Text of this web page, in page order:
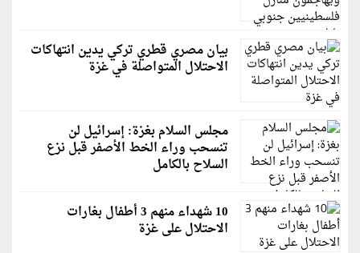
بيان مصري قطري تركي يدين انتهاكات
الاحتلال المتواصلة في غزة
مجلس السلام بغزة: إسرائيل لن
تنسحب وراء الخط الأصفر قبل نزع
السلاح بالكامل
10 شهداء منهم 3 أطفال بغارات
الاحتلال على غزة